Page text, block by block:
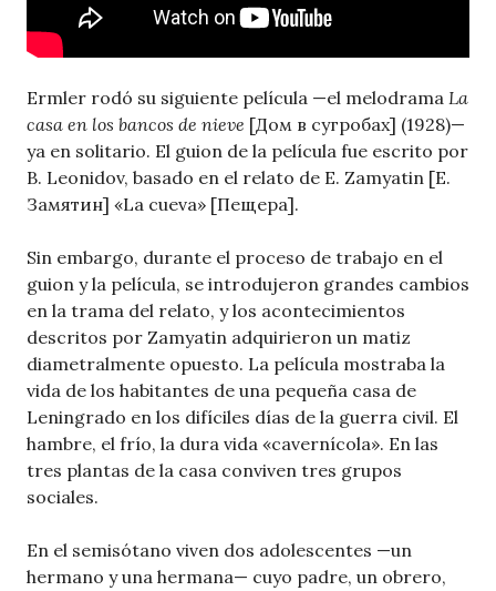
Ermler rodó su siguiente película —el melodrama La
casa en los bancos de nieve [Дом в сугробах] (1928)—
ya en solitario. El guion de la película fue escrito por
B. Leonidov, basado en el relato de E. Zamyatin [Е.
Замятин] «La cueva» [Пещера].
Sin embargo, durante el proceso de trabajo en el
guion y la película, se introdujeron grandes cambios
en la trama del relato, y los acontecimientos
descritos por Zamyatin adquirieron un matiz
diametralmente opuesto. La película mostraba la
vida de los habitantes de una pequeña casa de
Leningrado en los difíciles días de la guerra civil. El
hambre, el frío, la dura vida «cavernícola». En las
tres plantas de la casa conviven tres grupos
sociales.
En el semisótano viven dos adolescentes —un
hermano y una hermana— cuyo padre, un obrero,